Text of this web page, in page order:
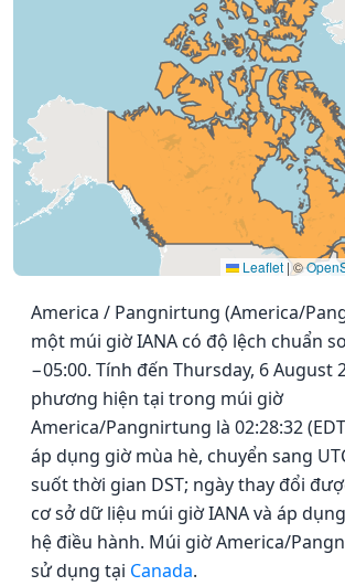
Leaflet |©
America / Pangnirtung (America/
một múi giờ IANA có độ lệch chuẩn
−05:00. Tính đến Thursday, 6 August
phương hiện tại trong múi giờ
America/Pangnirtung là 02:28:32
áp dụng giờ mùa hè, chuyển sang
suốt thời gian DST; ngày thay đổi
cơ sở dữ liệu múi giờ IANA và áp
hệ điều hành. Múi giờ America/
sử dụng tại Canada.